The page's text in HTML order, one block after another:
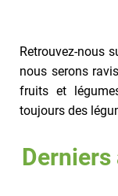
Retrouvez-nous
nous serons
fruits et
toujours des
Derniers